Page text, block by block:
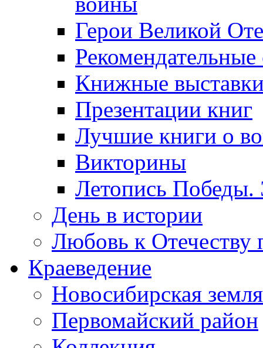
Герои Великой
Рекомендательные
Книжные
Презентации книг
Лучшие книги о
Викторины
Летопись Победы.
День в истории
Любовь к Отечеству
Краеведение
Новосибирская земля
Первомайский район